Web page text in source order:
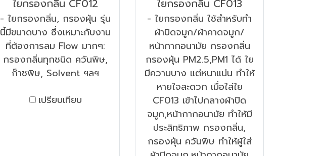
ใยกรองกลิ่น CF012
- ใยกรองกลิ่น, กรองฝุ่น รุ่น
นี้มีขนาดบาง ซึ่งเหมาะกับงาน
ที่ต้องการลม Flow มากๆ:
กรองกลิ่นทุกชนิด ควันพิษ,
ก๊าซพิษ, Solvent ฯลฯ
เปรียบเทียบ
ใยกรองกลิ่น CF013
- ใยกรองกลิ่น ใช้สำหรับทำ
ผ้าปิดจมูก/ผ้าคาดจมูก/
หน้ากากอนามัย กรองกลิ่น
กรองฝุ่น PM2.5,PM1 ได้ ใย
มีความบาง แต่หนาแน่น ทำให้
หายใจสะดวก เมื่อใส่ใย
CF013 เข้าไปกลางผ้าปิด
จมูก,หน้ากากอนามัย ทำให้มี
ประสิทธิภาพ กรองกลิ่น,
กรองฝุ่น ควันพิษ ทำให้ผู้ใส่